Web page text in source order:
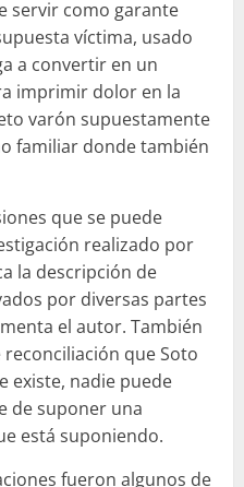
servir como garante
víctima, usado
a convertir en un
imprimir dolor en la
varón supuestamente
familiar donde también
que se puede
realizado por
la descripción de
por diversas partes
el autor. También
que Soto
existe, nadie puede
de suponer una
está suponiendo.
fueron algunos de